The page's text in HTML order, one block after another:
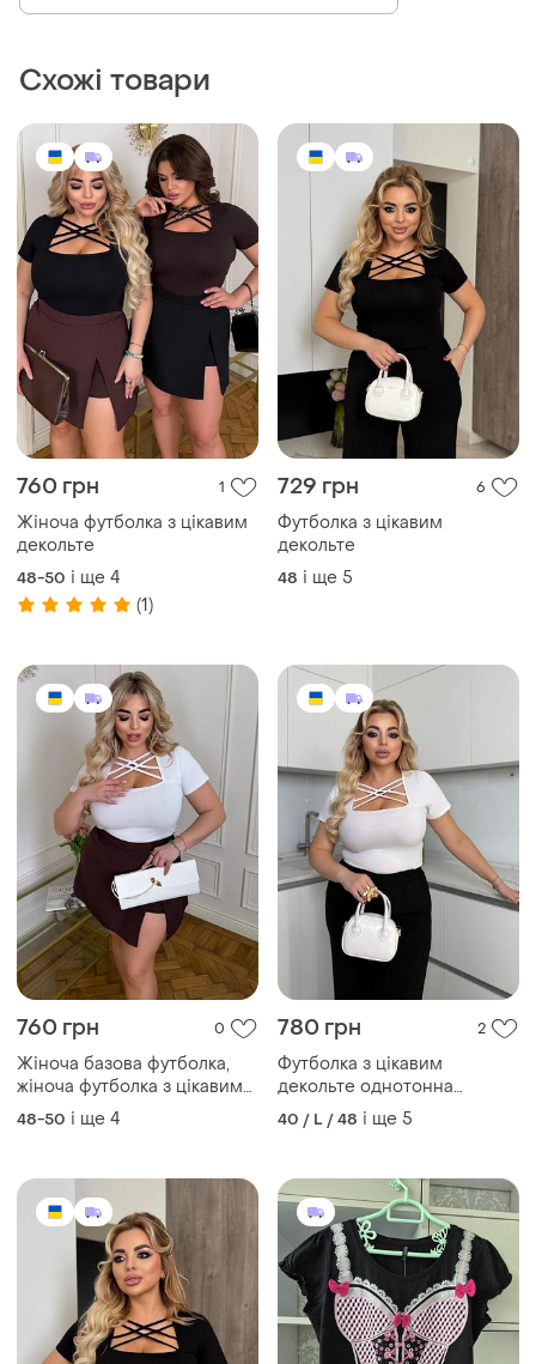
Схожі товари
760 грн 1
Жіноча футболка з цікавим
декольте
48-50 і ще 4
(1)
729 грн 6
Футболка з цікавим
декольте
48 і ще 5
760 грн 0
Жіноча базова футболка,
жіноча футболка з цікавим
декольте
48-50 і ще 4
780 грн 2
Футболка з цікавим
декольте однотонна
трикотажна жіноча 48-58
біла
40 / L / 48 і ще 5